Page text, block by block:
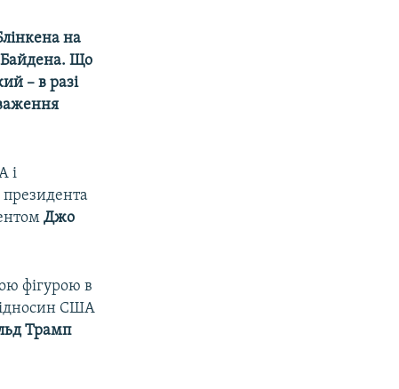
на
Байдена. Що
– в разі
і
президента
Джо
фігурою в
США
Трамп